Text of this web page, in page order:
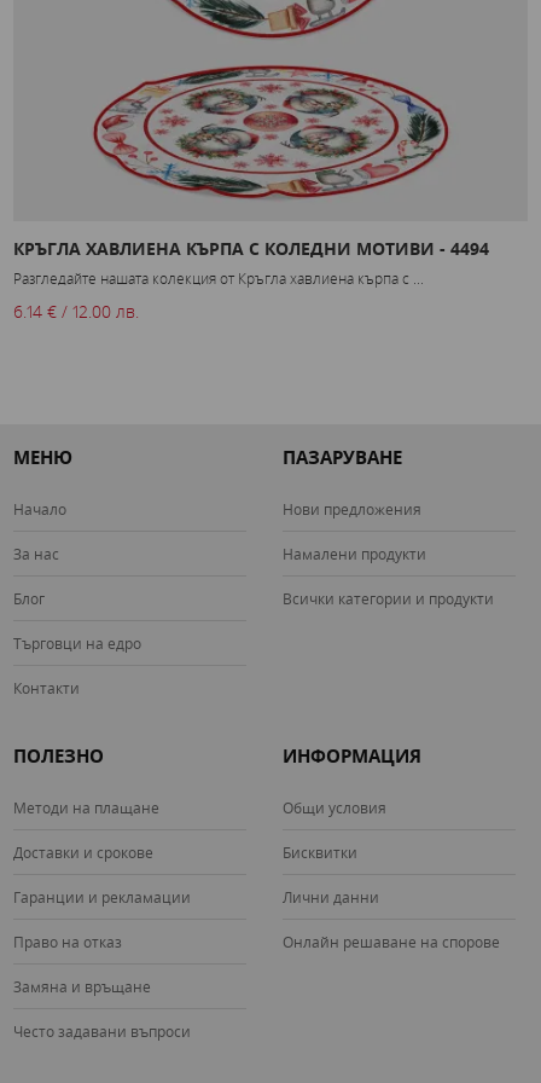
прегърнете разкоша на този памучен халат с двойна
текстура днес с халата наMery Style.
КРЪГЛА ХАВЛИЕНА КЪРПА С КОЛЕДНИ МОТИВИ - 4494
Разгледайте нашата колекция от Кръгла хавлиена кърпа с ...
6.14 € / 12.00 лв.
МЕНЮ
Начало
За нас
Блог
Търговци на едро
Контакти
ПАЗАРУВАНЕ
Нови предложения
Намалени продукти
Всички категории и продукти
ПОЛЕЗНО
Методи на плащане
Доставки и срокове
Гаранции и рекламации
Право на отказ
Замяна и връщане
Често задавани въпроси
ИНФОРМАЦИЯ
Общи условия
Бисквитки
Лични данни
Онлайн решаване на спорове